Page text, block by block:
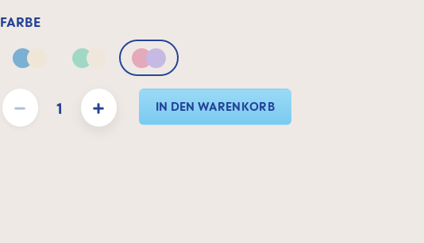
FARBE
Blue & NeutralGreen & Neutral
Pink & Lilac
Produkt Anzahl: Gib den gewünschten Wert ein oder benutze die Schaltflächen um die Anzahl zu
IN DEN WARENKORB